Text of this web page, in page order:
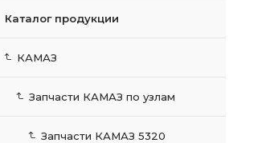
Каталог продукции
КАМАЗ
Запчасти КАМАЗ по узлам
Запчасти КАМАЗ 5320